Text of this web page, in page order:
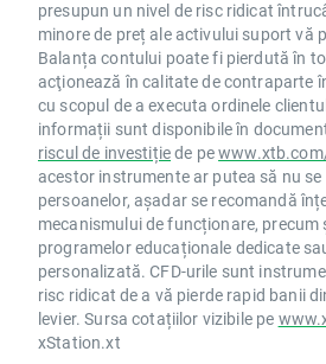
presupun un nivel de risc ridicat
minore de preț ale activului suport vă
Balanța contului poate fi pierdută în
acţionează în calitate de contraparte
cu scopul de a executa ordinele
informații sunt disponibile în
riscul de investițiede pe
acestor instrumente ar putea să nu
persoanelor, așadar se recomandă
mecanismului de funcționare, precum
programelor educaționale dedicate
personalizată. CFD-urile sunt
risc ridicat de a vă pierde rapid banii
levier. Sursa cotațiilor vizibile pe
xStation.xt